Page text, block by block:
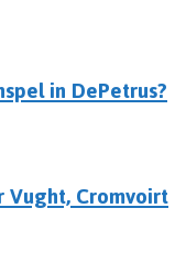
in DePetrus?
Cromvoirt